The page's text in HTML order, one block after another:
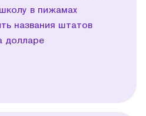
в пижамах
названия штатов
долларе